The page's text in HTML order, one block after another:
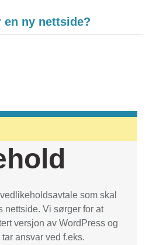
en ny nettside?
som skal
nettside. Vi sørger for at
versjon av WordPress og
ansvar ved f.eks.